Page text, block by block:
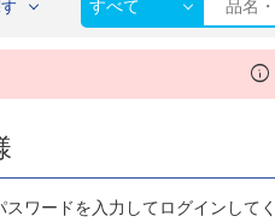
すべて
info
スワードを入力してログインしてく